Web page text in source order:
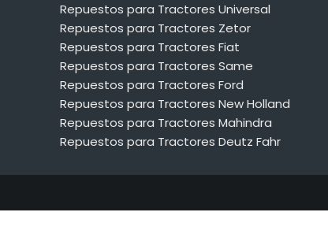
Repuestos para Tractores Universal
Repuestos para Tractores Zetor
Repuestos para Tractores Fiat
Repuestos para Tractores Same
Repuestos para Tractores Ford
Repuestos para Tractores New Holland
Repuestos para Tractores Mahindra
Repuestos para Tractores Deutz Fahr